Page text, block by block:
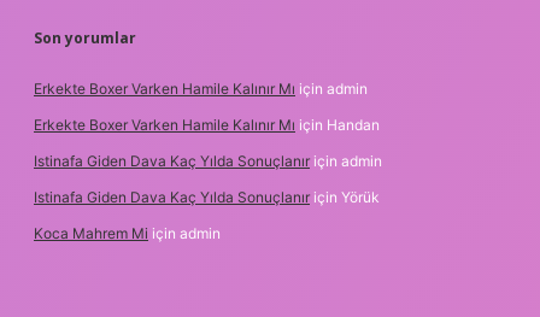
Son yorumlar
Erkekte Boxer Varken Hamile Kalınır Mı için admin
Erkekte Boxer Varken Hamile Kalınır Mı için Handan
Istinafa Giden Dava Kaç Yılda Sonuçlanır için admin
Istinafa Giden Dava Kaç Yılda Sonuçlanır için Yörük
Koca Mahrem Mi için admin